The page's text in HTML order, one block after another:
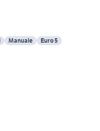
Manuale Euro 5